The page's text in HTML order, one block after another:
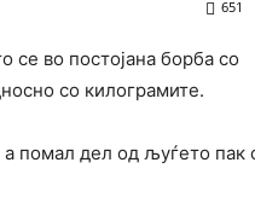
651
се во постојана борба со
со килограмите.
помал дел од љуѓето пак